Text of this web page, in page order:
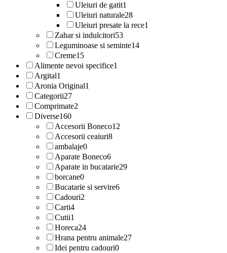
Uleiuri de gatit1
Uleiuri naturale28
Uleiuri presate la rece1
Zahar si indulcitori53
Leguminoase si seminte14
Creme15
Alimente nevoi specifice1
Argital1
Aronia Original1
Categorii27
Comprimate2
Diverse160
Accesorii Boneco12
Accesorii ceaiuri8
ambalaje0
Aparate Boneco6
Aparate in bucatarie29
borcane0
Bucatarie si servire6
Cadouri2
Carti4
Cutii1
Horeca24
Hrana pentru animale27
Idei pentru cadouri0